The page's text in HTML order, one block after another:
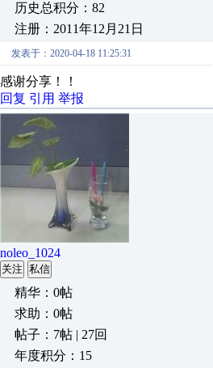
历史总积分：82
注册：2011年12月21日
发表于：2020-04-18 11:25:31
感谢分享！！
回复 引用 举报
noleo_1024
关注 私信
精华：0帖
求助：0帖
帖子：7帖 | 27回
年度积分：15